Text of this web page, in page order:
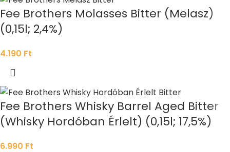
Fee Brothers Molasses Bitter (Melasz)
(0,15l; 2,4%)
4.190 Ft
Fee Brothers Whisky Barrel Aged Bitter
(Whisky Hordóban Érlelt) (0,15l; 17,5%)
6.990 Ft